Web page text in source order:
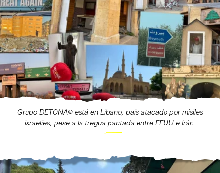
Grupo DETONA®️ está en Líbano, país atacado por misiles
israelíes, pese a la tregua pactada entre EEUU e Irán.